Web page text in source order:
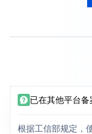
已在其他平台备
根据工信部规定，